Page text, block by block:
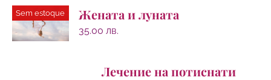
Sem estoque Жената и луната
35.00лв.
Лечение на потиснати